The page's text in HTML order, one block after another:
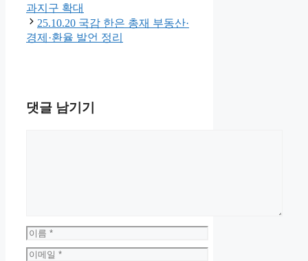
과지구 확대
25.10.20 국감 한은 총재 부동산·
경제·환율 발언 정리
댓글 남기기
이
름
이